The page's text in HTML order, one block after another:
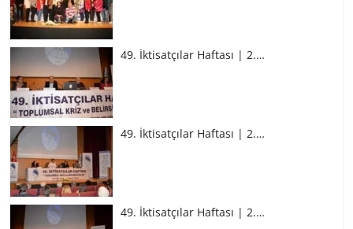
49. İktisatçılar Haftası | 2.…
49. İktisatçılar Haftası | 2.…
49. İktisatçılar Haftası | 2.…